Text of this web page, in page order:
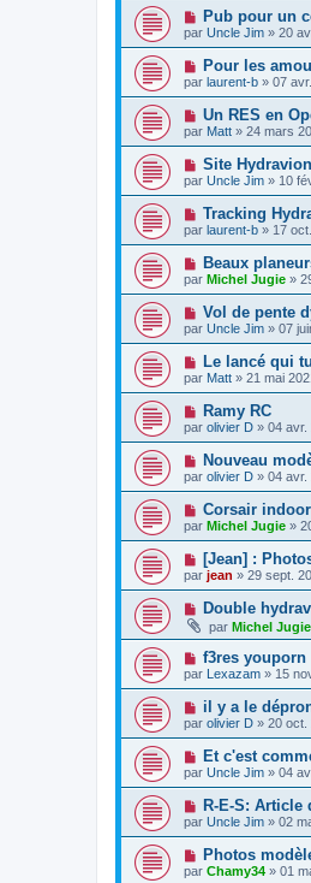
Pub pour un
par Uncle Jim » 20
Pour les
par laurent-b » 07
Un RES en
par Matt » 24 mars
Site
par Uncle Jim » 10
Tracking
par laurent-b » 17
Beaux
par Michel Jugie »
Vol de pente
par Uncle Jim » 07
Le lancé qui
par Matt » 21 mai
Ramy RC
par olivier D » 04 avr.
Nouveau
par olivier D » 04 avr.
Corsair indoor
par Michel Jugie »
[Jean] :
par jean » 29 sept.
Double
par Michel Jugie
f3res youporn
par Lexazam » 15
il y a le
par olivier D » 20 oct.
Et c'est
par Uncle Jim » 04
R-E-S: Article
par Uncle Jim » 02
Photos
par Chamy34 » 01